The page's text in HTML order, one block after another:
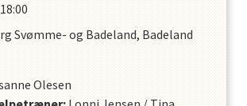
Svømme- og Badeland, Badeland
Olesen